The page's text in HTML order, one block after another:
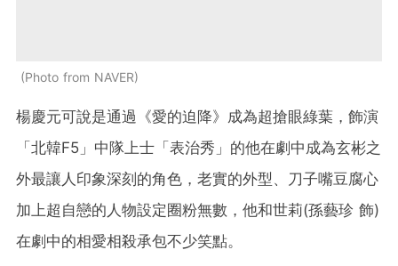
Photo from NAVER
楊慶元可說是通過《愛的迫降》成為超搶眼綠葉，飾演
「北韓F5」中隊上士「表治秀」的他在劇中成為玄彬之
外最讓人印象深刻的角色，老實的外型、刀子嘴豆腐心
加上超自戀的人物設定圈粉無數，他和世莉(孫藝珍 飾)
在劇中的相愛相殺承包不少笑點。